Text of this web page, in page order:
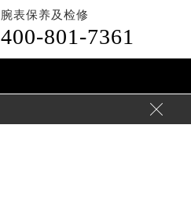
腕表保养及检修
400-801-7361
